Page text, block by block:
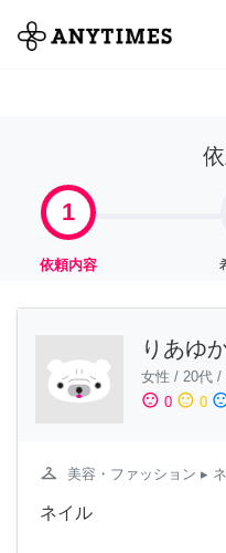
全て
1
依頼内容
りあゆ
女性 / 20代 /
sentiment_satisfied 0 sentiment_neutral 0
checkroom 美容・ファッション ▸
ネイル